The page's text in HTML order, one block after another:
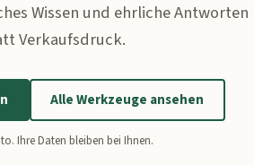
Wissen und ehrliche Antworten
Verkaufsdruck.
Alle Werkzeuge ansehen
Ihre Daten bleiben bei Ihnen.